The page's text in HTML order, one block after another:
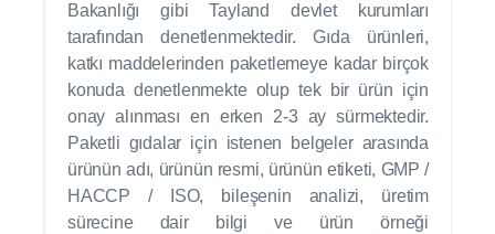
Bakanlığı gibi Tayland devlet kurumları
tarafından denetlenmektedir. Gıda ürünleri,
katkı maddelerinden paketlemeye kadar birçok
konuda denetlenmekte olup tek bir ürün için
onay alınması en erken 2-3 ay sürmektedir.
Paketli gıdalar için istenen belgeler arasında
ürünün adı, ürünün resmi, ürünün etiketi, GMP /
HACCP / ISO, bileşenin analizi, üretim
sürecine dair bilgi ve ürün örneği